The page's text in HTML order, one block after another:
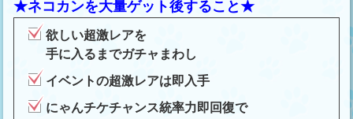
★ネコカンを大量ゲット後すること★
欲しい超激レアを
手に入るまでガチャまわし
イベントの超激レアは即入手
にゃんチケチャンス統率力即回復で